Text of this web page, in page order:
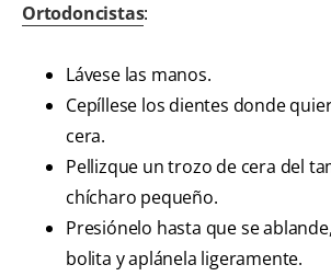
Ortodoncistas:
Lávese las manos.
Cepíllese los dientes donde
cera.
Pellizque un trozo de cera del
chícharo pequeño.
Presiónelo hasta que se
bolita y aplánela ligeramente.